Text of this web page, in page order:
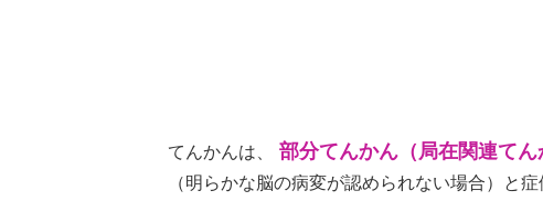
てんかんは、 部分てんかん（局在関連てん
（明らかな脳の病変が認められない場合）と